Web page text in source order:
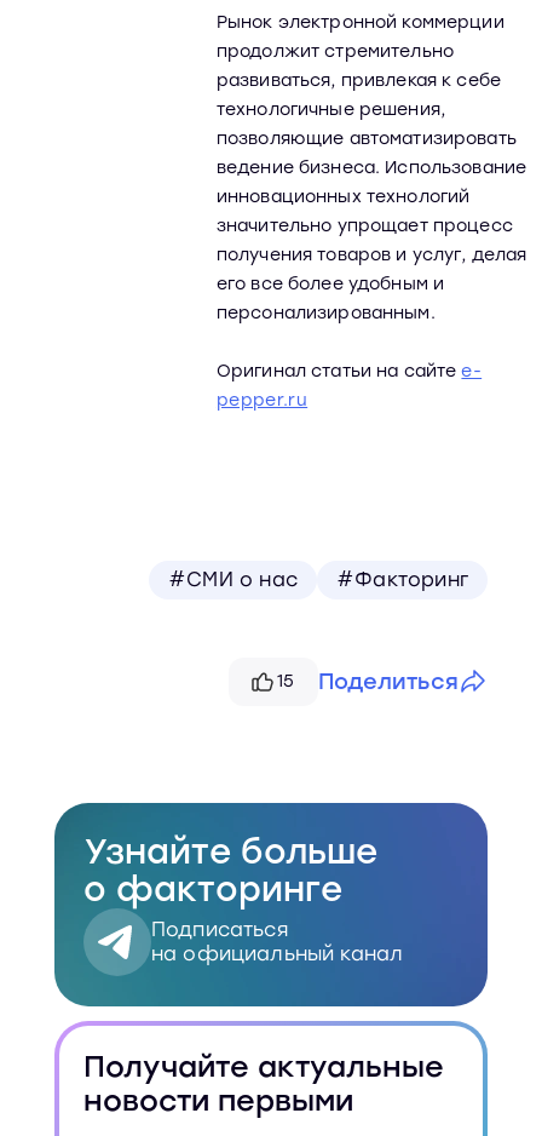
Рынок электронной коммерции
продолжит стремительно
развиваться, привлекая к себе
технологичные решения,
позволяющие автоматизировать
ведение бизнеса. Использование
инновационных технологий
значительно упрощает процесс
получения товаров и услуг, делая
его все более удобным и
персонализированным.
Оригинал статьи на сайтеe-
pepper.ru
#СМИ о нас #Факторинг
15 Поделиться
VK
Скопировать
Узнайте больше
о факторинге
Подписаться
на официальный канал
Получайте актуальные
новости первыми